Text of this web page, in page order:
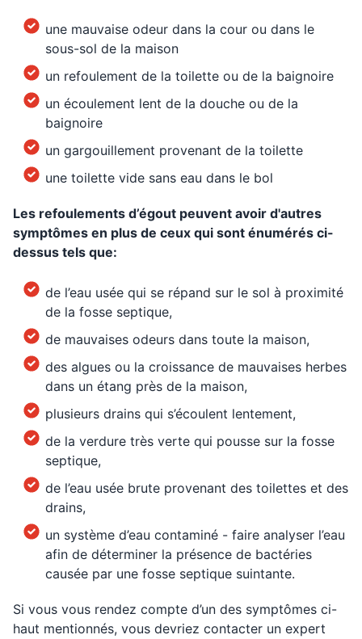
une mauvaise odeur dans la cour ou dans le
sous-sol de la maison
un refoulement de la toilette ou de la baignoire
un écoulement lent de la douche ou de la
baignoire
un gargouillement provenant de la toilette
une toilette vide sans eau dans le bol
Les refoulements d’égout peuvent avoir d'autres
symptômes en plus de ceux qui sont énumérés ci-
dessus tels que:
de l’eau usée qui se répand sur le sol à proximité
de la fosse septique,
de mauvaises odeurs dans toute la maison,
des algues ou la croissance de mauvaises herbes
dans un étang près de la maison,
plusieurs drains qui s’écoulent lentement,
de la verdure très verte qui pousse sur la fosse
septique,
de l’eau usée brute provenant des toilettes et des
drains,
un système d’eau contaminé - faire analyser l’eau
afin de déterminer la présence de bactéries
causée par une fosse septique suintante.
Si vous vous rendez compte d’un des symptômes ci-
haut mentionnés, vous devriez contacter un expert